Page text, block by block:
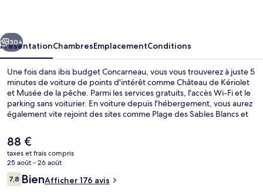
Suivant
30+
PrésentationChambresEmplacementConditions
Une fois dans ibis budget Concarneau, vous vous trouverez à juste 5
minutes de voiture de points d'intérêt comme Château de Kériolet
et Musée de la pêche. Parmi les services gratuits, l'accès Wi-Fi et le
parking sans voiturier. En voiture depuis l'hébergement, vous aurez
également vite rejoint des sites comme Plage des Sables Blancs et
Le
prix
actuel
est
de
88 €
taxes et frais compris
25 août - 26 août
Avis
voyageurs
7,87,8 sur 10
BienAfficher 176 avis